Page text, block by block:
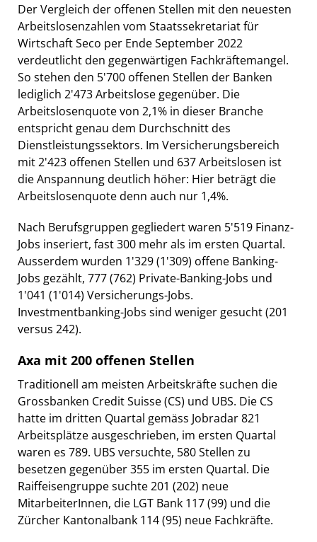
Der Vergleich der offenen Stellen mit den neuesten
Arbeitslosenzahlen vom Staatssekretariat für
Wirtschaft Seco per Ende September 2022
verdeutlicht den gegenwärtigen Fachkräftemangel.
So stehen den 5'700 offenen Stellen der Banken
lediglich 2'473 Arbeitslose gegenüber. Die
Arbeitslosenquote von 2,1% in dieser Branche
entspricht genau dem Durchschnitt des
Dienstleistungssektors. Im Versicherungsbereich
mit 2'423 offenen Stellen und 637 Arbeitslosen ist
die Anspannung deutlich höher: Hier beträgt die
Arbeitslosenquote denn auch nur 1,4%.
Nach Berufsgruppen gegliedert waren 5'519 Finanz-
Jobs inseriert, fast 300 mehr als im ersten Quartal.
Ausserdem wurden 1'329 (1'309) offene Banking-
Jobs gezählt, 777 (762) Private-Banking-Jobs und
1'041 (1'014) Versicherungs-Jobs.
Investmentbanking-Jobs sind weniger gesucht (201
versus 242).
Axa mit 200 offenen Stellen
Traditionell am meisten Arbeitskräfte suchen die
Grossbanken Credit Suisse (CS) und UBS. Die CS
hatte im dritten Quartal gemäss Jobradar 821
Arbeitsplätze ausgeschrieben, im ersten Quartal
waren es 789. UBS versuchte, 580 Stellen zu
besetzen gegenüber 355 im ersten Quartal. Die
Raiffeisengruppe suchte 201 (202) neue
MitarbeiterInnen, die LGT Bank 117 (99) und die
Zürcher Kantonalbank 114 (95) neue Fachkräfte.